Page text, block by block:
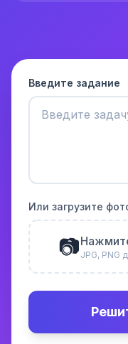
Введите задание
Или загрузите
📷 JPG, PNG